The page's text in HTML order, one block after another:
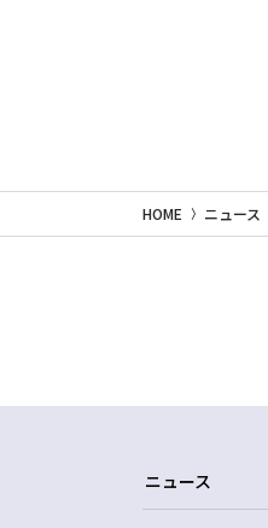
HOME ニュース
ニュース